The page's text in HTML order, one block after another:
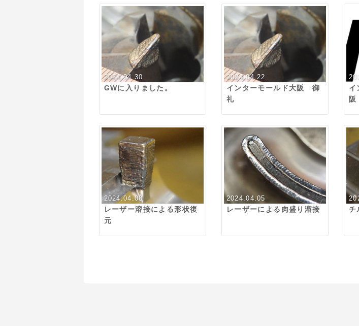
2024.04.30
GWに入りました。
2024.04.22
インターモールド大阪 御
礼
阪
2024.04.08
レーザー溶接による形状復
元
2024.04.05
レーザーによる肉盛り溶接 チ